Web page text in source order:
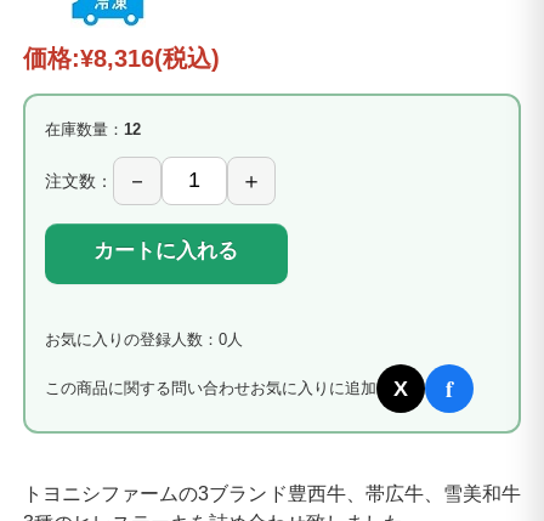
価格:¥8,316(税込)
在庫数量： 12
注文数：
カートに入れる
お気に入りの登録人数：0人
この商品に関する問い合わせお気に入りに追加 X f
トヨニシファームの3ブランド豊西牛、帯広牛、雪美和牛